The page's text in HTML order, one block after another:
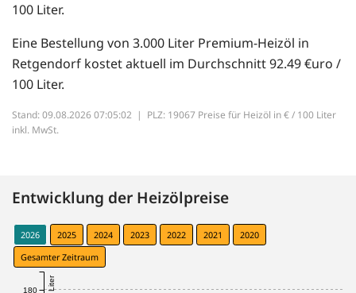
100 Liter.
Eine Bestellung von 3.000 Liter Premium-Heizöl in
Retgendorf kostet aktuell im Durchschnitt 92.49 €uro /
100 Liter.
Stand: 09.08.2026 07:05:02 | PLZ: 19067 Preise für Heizöl in € / 100 Liter
inkl. MwSt.
Entwicklung der Heizölpreise
2026 2025 2024 2023 2022 2021
2020
Gesamter Zeitraum
180